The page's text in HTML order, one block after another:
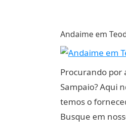
Andaime em
Procurando por
Sampaio? Aqui
temos o
Busque em